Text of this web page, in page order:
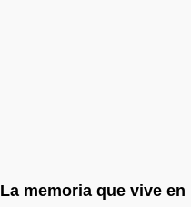
La memoria que vive